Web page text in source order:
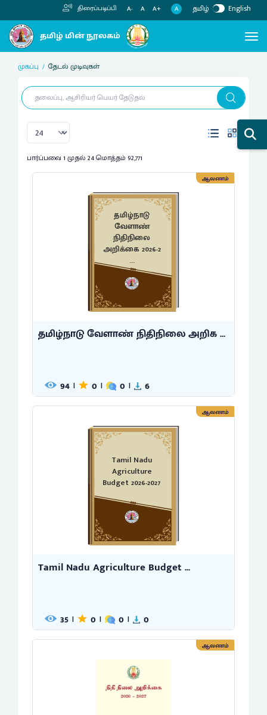
திரைப்படிப்பி A- A A+ A தமிழ் English
முகப்பு தேடல் முடிவுகள்
பார்ப்பவை 1 முதல் 24 மொத்தம் 92,771
ஆவணம்
தமிழ்நாடு
வேளாண்
நிதிநிலை
அறிக்கை 2026-2
...
தமிழ்நாடு வேளாண் நிதிநிலை அறிக ...
94 | 0 | 0 | 6
ஆவணம்
Tamil Nadu
Agriculture
Budget 2026-2027
Tamil Nadu Agriculture Budget ...
35 | 0 | 0 | 0
ஆவணம்